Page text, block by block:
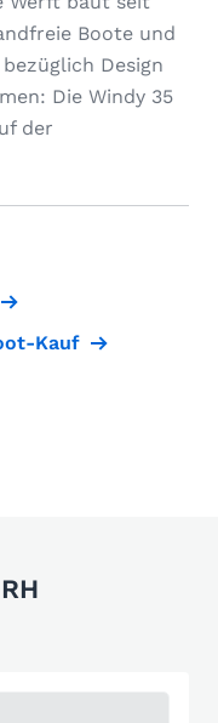
Boote und
Design
Die Windy 35
der
Kauf